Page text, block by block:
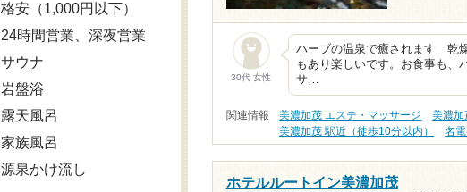
30代 女性
ハーブの温泉で癒されます 乾
もあり楽しいです。お食事も、
サ…
関連情報 美濃加茂 エステ・マッサージ 美濃加
美濃加茂 駅近（徒歩10分以内）
名
ホテルルートイン美濃加茂
格安（1,000円以下）
24時間営業、深夜営業
サウナ
岩盤浴
露天風呂
家族風呂
源泉かけ流し